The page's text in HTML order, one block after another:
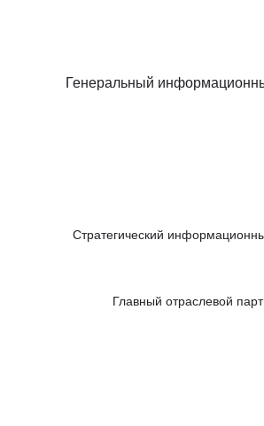
Генеральный
Стратегический
Главный отраслевой